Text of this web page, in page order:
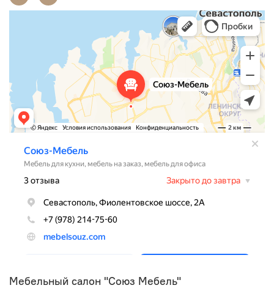
Мебельный салон "Союз Мебель"